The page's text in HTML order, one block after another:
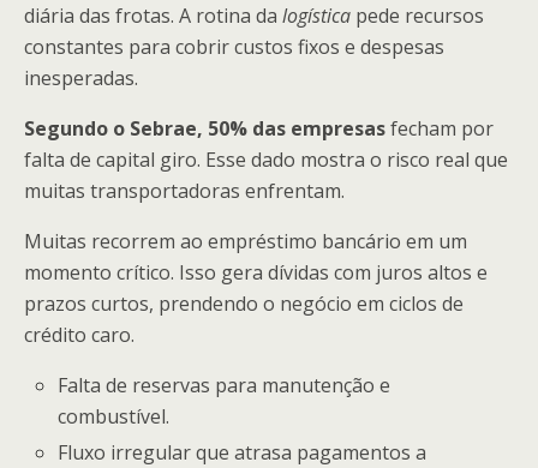
diária das frotas. A rotina da logística pede recursos
constantes para cobrir custos fixos e despesas
inesperadas.
Segundo o Sebrae, 50% das empresasfecham por
falta de capital giro. Esse dado mostra o risco real que
muitas transportadoras enfrentam.
Muitas recorrem ao empréstimo bancário em um
momento crítico. Isso gera dívidas com juros altos e
prazos curtos, prendendo o negócio em ciclos de
crédito caro.
Falta de reservas para manutenção e
combustível.
Fluxo irregular que atrasa pagamentos a